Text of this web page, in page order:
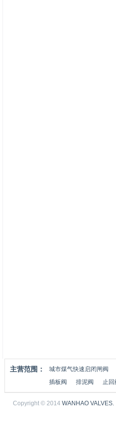
主营范围： 城市煤气快速启闭闸阀
插板阀
排泥阀 止回
Copyright © 2014 WANHAO VALVES.